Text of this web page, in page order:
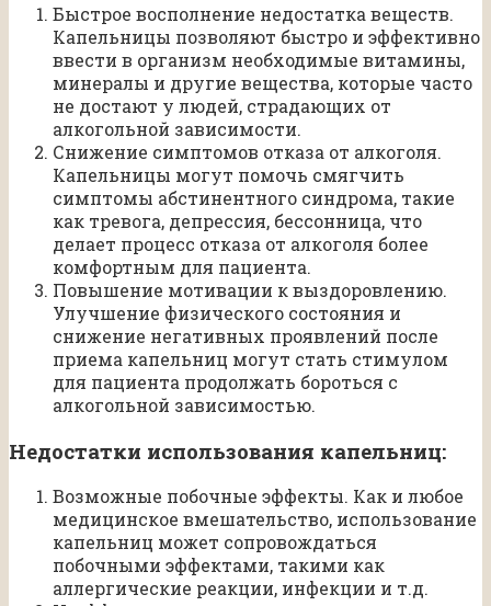
Быстрое восполнение недостатка веществ.
Капельницы позволяют быстро и эффективно
ввести в организм необходимые витамины,
минералы и другие вещества, которые часто
не достают у людей, страдающих от
алкогольной зависимости.
Снижение симптомов отказа от алкоголя.
Капельницы могут помочь смягчить
симптомы абстинентного синдрома, такие
как тревога, депрессия, бессонница, что
делает процесс отказа от алкоголя более
комфортным для пациента.
Повышение мотивации к выздоровлению.
Улучшение физического состояния и
снижение негативных проявлений после
приема капельниц могут стать стимулом
для пациента продолжать бороться с
алкогольной зависимостью.
Недостатки использования капельниц:
Возможные побочные эффекты. Как и любое
медицинское вмешательство, использование
капельниц может сопровождаться
побочными эффектами, такими как
аллергические реакции, инфекции и т.д.